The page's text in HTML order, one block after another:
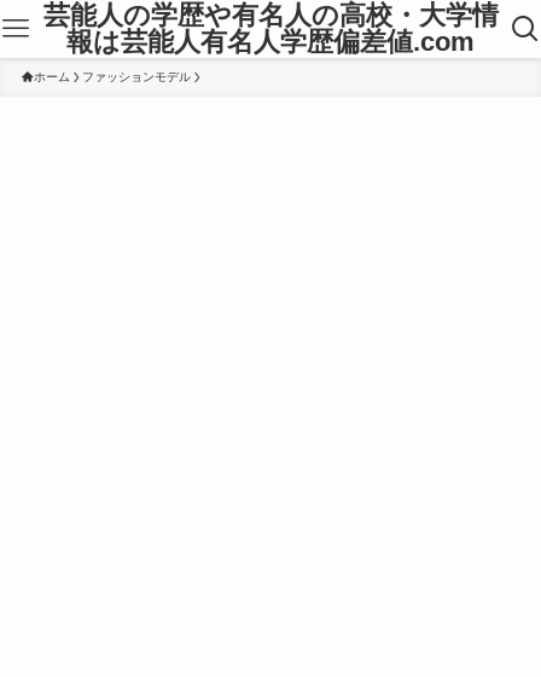
芸能人の学歴や有名人の高校・大学情
報は芸能人有名人学歴偏差値.com
ホーム ファッションモデル